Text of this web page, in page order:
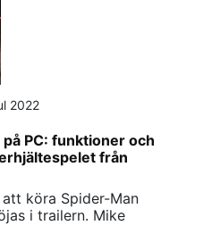
2022
PC: funktioner och
från
köra Spider-Man
i trailern. Mike